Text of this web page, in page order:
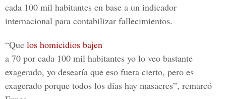
cada 100 mil habitantes en base a un indicador
internacional para contabilizar fallecimientos.
“Que los homicidios bajen
a 70 por cada 100 mil habitantes yo lo veo bastante
exagerado, yo desearía que eso fuera cierto, pero es
exagerado porque todos los días hay masacres”, remarcó